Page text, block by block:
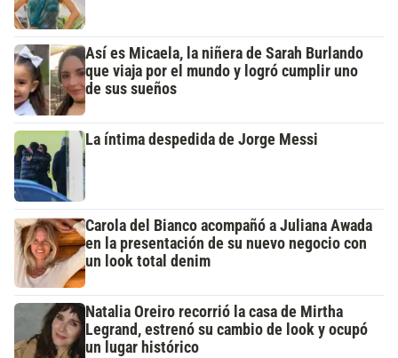
Así es Micaela, la niñera de Sarah Burlando
que viaja por el mundo y logró cumplir uno
de sus sueños
La íntima despedida de Jorge Messi
Carola del Bianco acompañó a Juliana Awada
en la presentación de su nuevo negocio con
un look total denim
Natalia Oreiro recorrió la casa de Mirtha
Legrand, estrenó su cambio de look y ocupó
un lugar histórico